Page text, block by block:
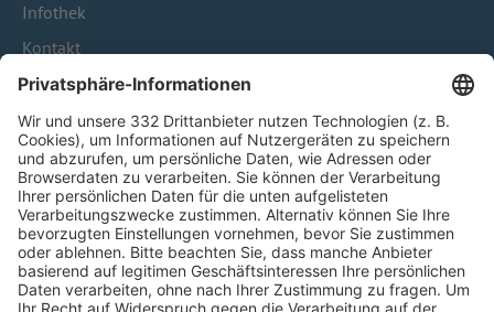
Infothek
Kontakt
HÄUFIG BESUCHTE SEITEN
Pässe und Vereinswechsel
Trainerausbildung
Schulungsangebot Vereinsmitarbeiter
BFV-Geschäftsstellen
Trainerbörse